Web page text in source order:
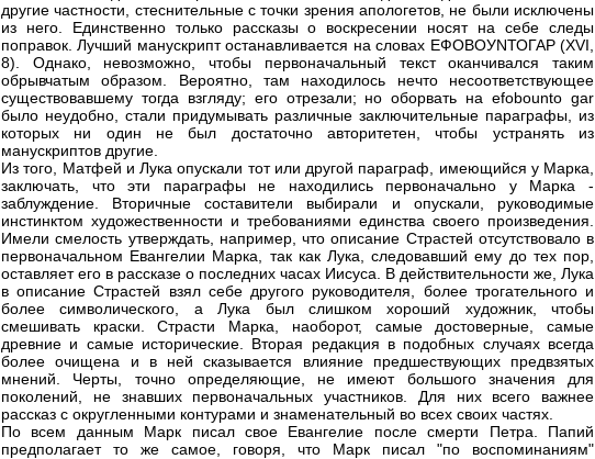
другие частности, стеснительные с точки зрения апологетов, не были исключены
из него. Единственно только рассказы о воскресении носят на себе следы
поправок. Лучший манускрипт останавливается на словах ЕФОВОУNТОГАР (XVI,
8). Однако, невозможно, чтобы первоначальный текст оканчивался таким
обрывчатым образом. Вероятно, там находилось нечто несоответствующее
существовавшему тогда взгляду; его отрезали; но оборвать на efobounto gar
было неудобно, стали придумывать различные заключительные параграфы, из
которых ни один не был достаточно авторитетен, чтобы устранять из
манускриптов другие.
Из того, Матфей и Лука опускали тот или другой параграф, имеющийся у Марка,
заключать, что эти параграфы не находились первоначально у Марка -
заблуждение. Вторичные составители выбирали и опускали, руководимые
инстинктом художественности и требованиями единства своего произведения.
Имели смелость утверждать, например, что описание Страстей отсутствовало в
первоначальном Евангелии Марка, так как Лука, следовавший ему до тех пор,
оставляет его в рассказе о последних часах Иисуса. В действительности же, Лука
в описание Страстей взял себе другого руководителя, более трогательного и
более символического, а Лука был слишком хороший художник, чтобы
смешивать краски. Страсти Марка, наоборот, самые достоверные, самые
древние и самые исторические. Вторая редакция в подобных случаях всегда
более очищена и в ней сказывается влияние предшествующих предвзятых
мнений. Черты, точно определяющие, не имеют большого значения для
поколений, не знавших первоначальных участников. Для них всего важнее
рассказ с округленными контурами и знаменательный во всех своих частях.
По всем данным Марк писал свое Евангелие после смерти Петра. Папий
предполагает то же самое, говоря, что Марк писал "по воспоминаниям"